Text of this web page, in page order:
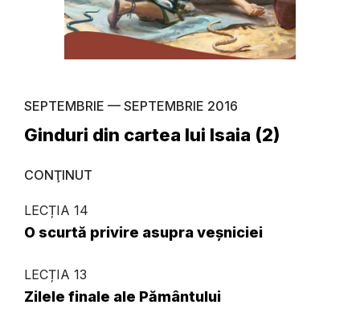
SEPTEMBRIE — SEPTEMBRIE 2016
Ginduri din cartea lui Isaia (2)
CONŢINUT
LECȚIA 14
O scurtă privire asupra veșniciei
LECȚIA 13
Zilele finale ale Pământului